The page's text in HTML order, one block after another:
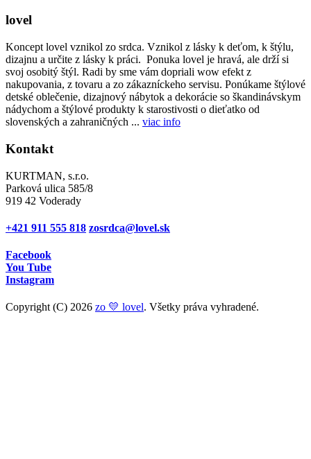
lovel
Koncept lovel vznikol zo srdca. Vznikol z lásky k deťom, k štýlu,
dizajnu a určite z lásky k práci. Ponuka lovel je hravá, ale drží si
svoj osobitý štýl. Radi by sme vám dopriali wow efekt z
nakupovania, z tovaru a zo zákazníckeho servisu. Ponúkame štýlové
detské oblečenie, dizajnový nábytok a dekorácie so škandinávskym
nádychom a štýlové produkty k starostivosti o dieťatko od
slovenských a zahraničných ... viac info
Kontakt
KURTMAN, s.r.o.
Parková ulica 585/8
919 42 Voderady
+421 911 555 818 zosrdca@lovel.sk
Facebook
You Tube
Instagram
Copyright (C) 2026 zo 💛 lovel. Všetky práva vyhradené.